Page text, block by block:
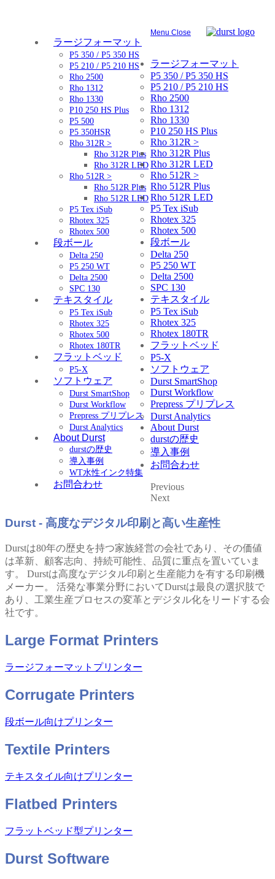
ラージフォーマット
P5 350 / P5 350 HS
P5 210 / P5 210 HS
Rho 2500
Rho 1312
Rho 1330
P10 250 HS Plus
P5 500
P5 350HSR
Rho 312R >
Rho 312R Plus
Rho 312R LED
Rho 512R >
Rho 512R Plus
Rho 512R LED
P5 Tex iSub
Rhotex 325
Rhotex 500
段ボール
Delta 250
P5 250 WT
Delta 2500
SPC 130
テキスタイル
P5 Tex iSub
Rhotex 325
Rhotex 500
Rhotex 180TR
フラットベッド
P5-X
ソフトウェア
Durst SmartShop
Durst Workflow
Prepress プリプレス
Durst Analytics
About Durst
durstの歴史
導入事例
WT水性インク特集
お問合わせ
Menu Close
ラージフォーマット
P5 350 / P5 350 HS
P5 210 / P5 210 HS
Rho 2500
Rho 1312
Rho 1330
P10 250 HS Plus
Rho 312R >
Rho 312R Plus
Rho 312R LED
Rho 512R >
Rho 512R Plus
Rho 512R LED
P5 Tex iSub
Rhotex 325
Rhotex 500
段ボール
Delta 250
P5 250 WT
Delta 2500
SPC 130
テキスタイル
P5 Tex iSub
Rhotex 325
Rhotex 180TR
フラットベッド
P5-X
ソフトウェア
Durst SmartShop
Durst Workflow
Prepress プリプレス
Durst Analytics
About Durst
durstの歴史
導入事例
お問合わせ
Previous
Next
Durst - 高度なデジタル印刷と高い生産性
Durstは80年の歴史を持つ家族経営の会社であり、その価値
は革新、顧客志向、持続可能性、品質に重点を置いていま
す。 Durstは高度なデジタル印刷と生産能力を有する印刷機
メーカー。 活発な事業分野においてDurstは最良の選択肢で
あり、工業生産プロセスの変革とデジタル化をリードする会
社です。
Large Format Printers
ラージフォーマットプリンター
Corrugate Printers
段ボール向けプリンター
Textile Printers
テキスタイル向けプリンター
Flatbed Printers
フラットベッド型プリンター
Durst Software